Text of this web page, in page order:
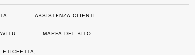
ASSISTENZA CLIENTI
MAPPA DEL SITO